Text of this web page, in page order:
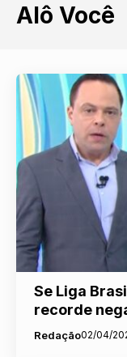
Alô Você
Se Liga
recorde
Redação02/04/